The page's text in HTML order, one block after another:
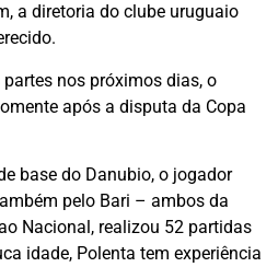
a diretoria do clube uruguaio
nos próximos dias, o
após a disputa da Copa
base do Danubio, o jogador
pelo Bari – ambos da
Nacional, realizou 52 partidas
idade, Polenta tem experiência